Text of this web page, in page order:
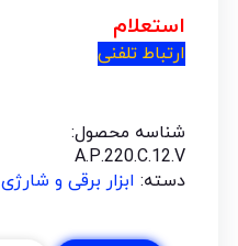
استعلام
ارتباط تلفنی
شناسه محصول:
A.P.220.C.12.V
دسته: ابزار برقی و شارژی